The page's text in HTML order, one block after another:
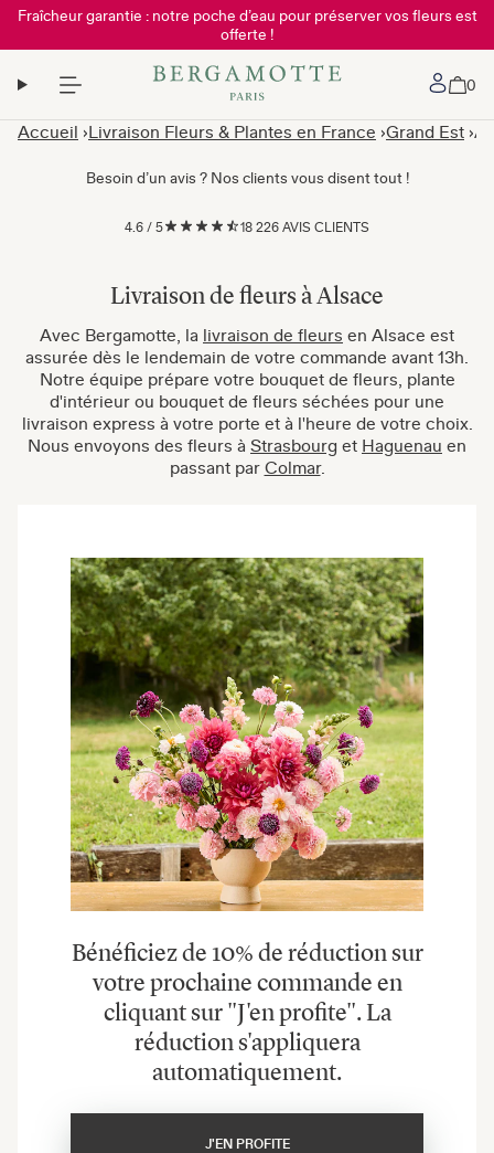
Fraîcheur garantie : notre poche d’eau pour préserver vos fleurs est
offerte !
Mon
0
Accueil Livraison Fleurs & Plantes en France Grand Est
Besoin d’un avis ? Nos clients vous disent tout !
4.6 / 5 18 226 AVIS CLIENTS
Livraison de fleurs à Alsace
Avec Bergamotte, la livraison de fleurs en Alsace est
assurée dès le lendemain de votre commande avant 13h.
Notre équipe prépare votre bouquet de fleurs, plante
d'intérieur ou bouquet de fleurs séchées pour une
livraison express à votre porte et à l'heure de votre choix.
Nous envoyons des fleurs à Strasbourg et Haguenau en
passant par Colmar.
Bénéficiez de 10% de réduction sur
votre prochaine commande en
cliquant sur "J'en profite". La
réduction s'appliquera
automatiquement.
J'EN PROFITE